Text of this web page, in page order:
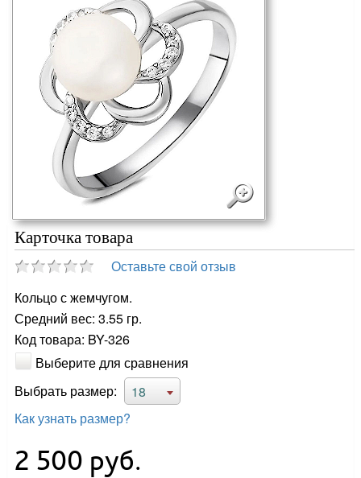
Карточка товара
Оставьте свой отзыв
Кольцо с жемчугом.
Средний вес: 3.55 гр.
Код товара: BY-326
Выберите для сравнения
Выбрать размер:
18
Как узнать размер?
2 500 руб.